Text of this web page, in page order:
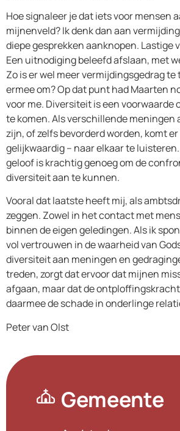
Hoe signaleer je dat iets voor mensen
mijnenveld? Ik denk dan aan
diepe gesprekken aanknopen. Lastige
Een uitnodiging beleefd afslaan, met
Zo is er wel meer vermijdingsgedrag te
ermee om? Op dat punt had Maarten
voor me. Diversiteit is een voorwaarde
te komen. Als verschillende meningen
zijn, of zelfs bevorderd worden, komt
gelijkwaardig – naar elkaar te
geloof is krachtig genoeg om de
diversiteit aan te kunnen.
Vooral dat laatste heeft mij, als
zeggen. Zowel in het contact met
binnen de eigen geledingen. Als ik
vol vertrouwen in de waarheid van
diversiteit aan meningen en
treden, zorgt dat ervoor dat mijnen
afgaan, maar dat de
daarmee de schade in onderlinge
Peter van Olst
Gemeente